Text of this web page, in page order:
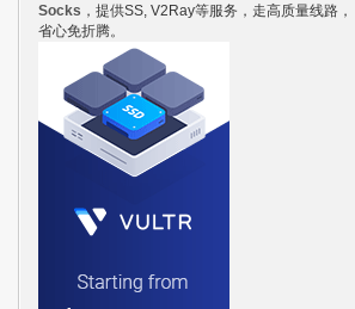
Socks ，提供SS, V2Ray等服务，走高质量线路，
省心免折腾。